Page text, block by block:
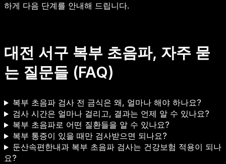
하게 다음 단계를 안내해 드립니다.
대전 서구 복부 초음파, 자주 묻
는 질문들 (FAQ)
복부 초음파 검사 전 금식은 왜, 얼마나 해야 하나요?
검사 시간은 얼마나 걸리고, 결과는 언제 알 수 있나요?
복부 초음파로 어떤 질환들을 알 수 있나요?
복부 통증이 있을 때만 검사받으면 되나요?
둔산속편한내과 복부 초음파 검사는 건강보험 적용이 되나
요?